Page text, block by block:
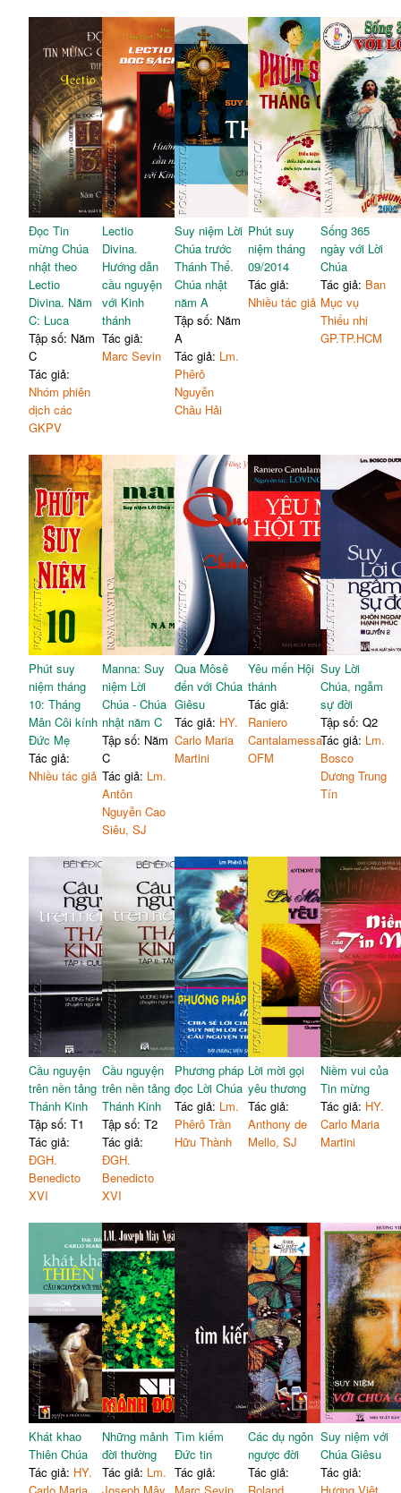
Đọc Tin
mừng Chúa
nhật theo
Lectio
Divina. Năm
C: Luca
Tập số: Năm
C
Tác giả:
Nhóm phiên
dịch các
GKPV
Lectio
Divina.
Hướng dẫn
cầu nguyện
với Kinh
thánh
Tác giả:
Marc Sevin
Suy niệm Lời
Chúa trước
Thánh Thể.
Chúa nhật
năm A
Tập số: Năm
A
Tác giả: Lm.
Phêrô
Nguyễn
Châu Hải
Phút suy
niệm tháng
09/2014
Tác giả:
Nhiều tác giả
Sống 365
ngày với Lời
Chúa
Tác giả: Ban
Mục vụ
Thiếu nhi
GP.TP.HCM
Phút suy
niệm tháng
10: Tháng
Mân Côi kính
Đức Mẹ
Tác giả:
Nhiều tác giả
Manna: Suy
niệm Lời
Chúa - Chúa
nhật năm C
Tập số: Năm
C
Tác giả: Lm.
Antôn
Nguyễn Cao
Siêu, SJ
Qua Môsê
đến với Chúa
Giêsu
Tác giả: HY.
Carlo Maria
Martini
Yêu mến Hội
thánh
Tác giả:
Raniero
Cantalamessa,
OFM
Suy Lời
Chúa, ngẫm
sự đời
Tập số: Q2
Tác giả: Lm.
Bosco
Dương Trung
Tín
Cầu nguyện
trên nền tảng
Thánh Kinh
Tập số: T1
Tác giả:
ĐGH.
Benedicto
XVI
Cầu nguyện
trên nền tảng
Thánh Kinh
Tập số: T2
Tác giả:
ĐGH.
Benedicto
XVI
Phương pháp
đọc Lời Chúa
Tác giả: Lm.
Phêrô Trần
Hữu Thành
Lời mời gọi
yêu thương
Tác giả:
Anthony de
Mello, SJ
Niềm vui của
Tin mừng
Tác giả: HY.
Carlo Maria
Martini
Khát khao
Thiên Chúa
Tác giả: HY.
Những mảnh
đời thường
Tác giả: Lm.
Tìm kiếm
Đức tin
Tác giả:
Các dụ ngôn
ngược đời
Tác giả:
Suy niệm với
Chúa Giêsu
Tác giả: